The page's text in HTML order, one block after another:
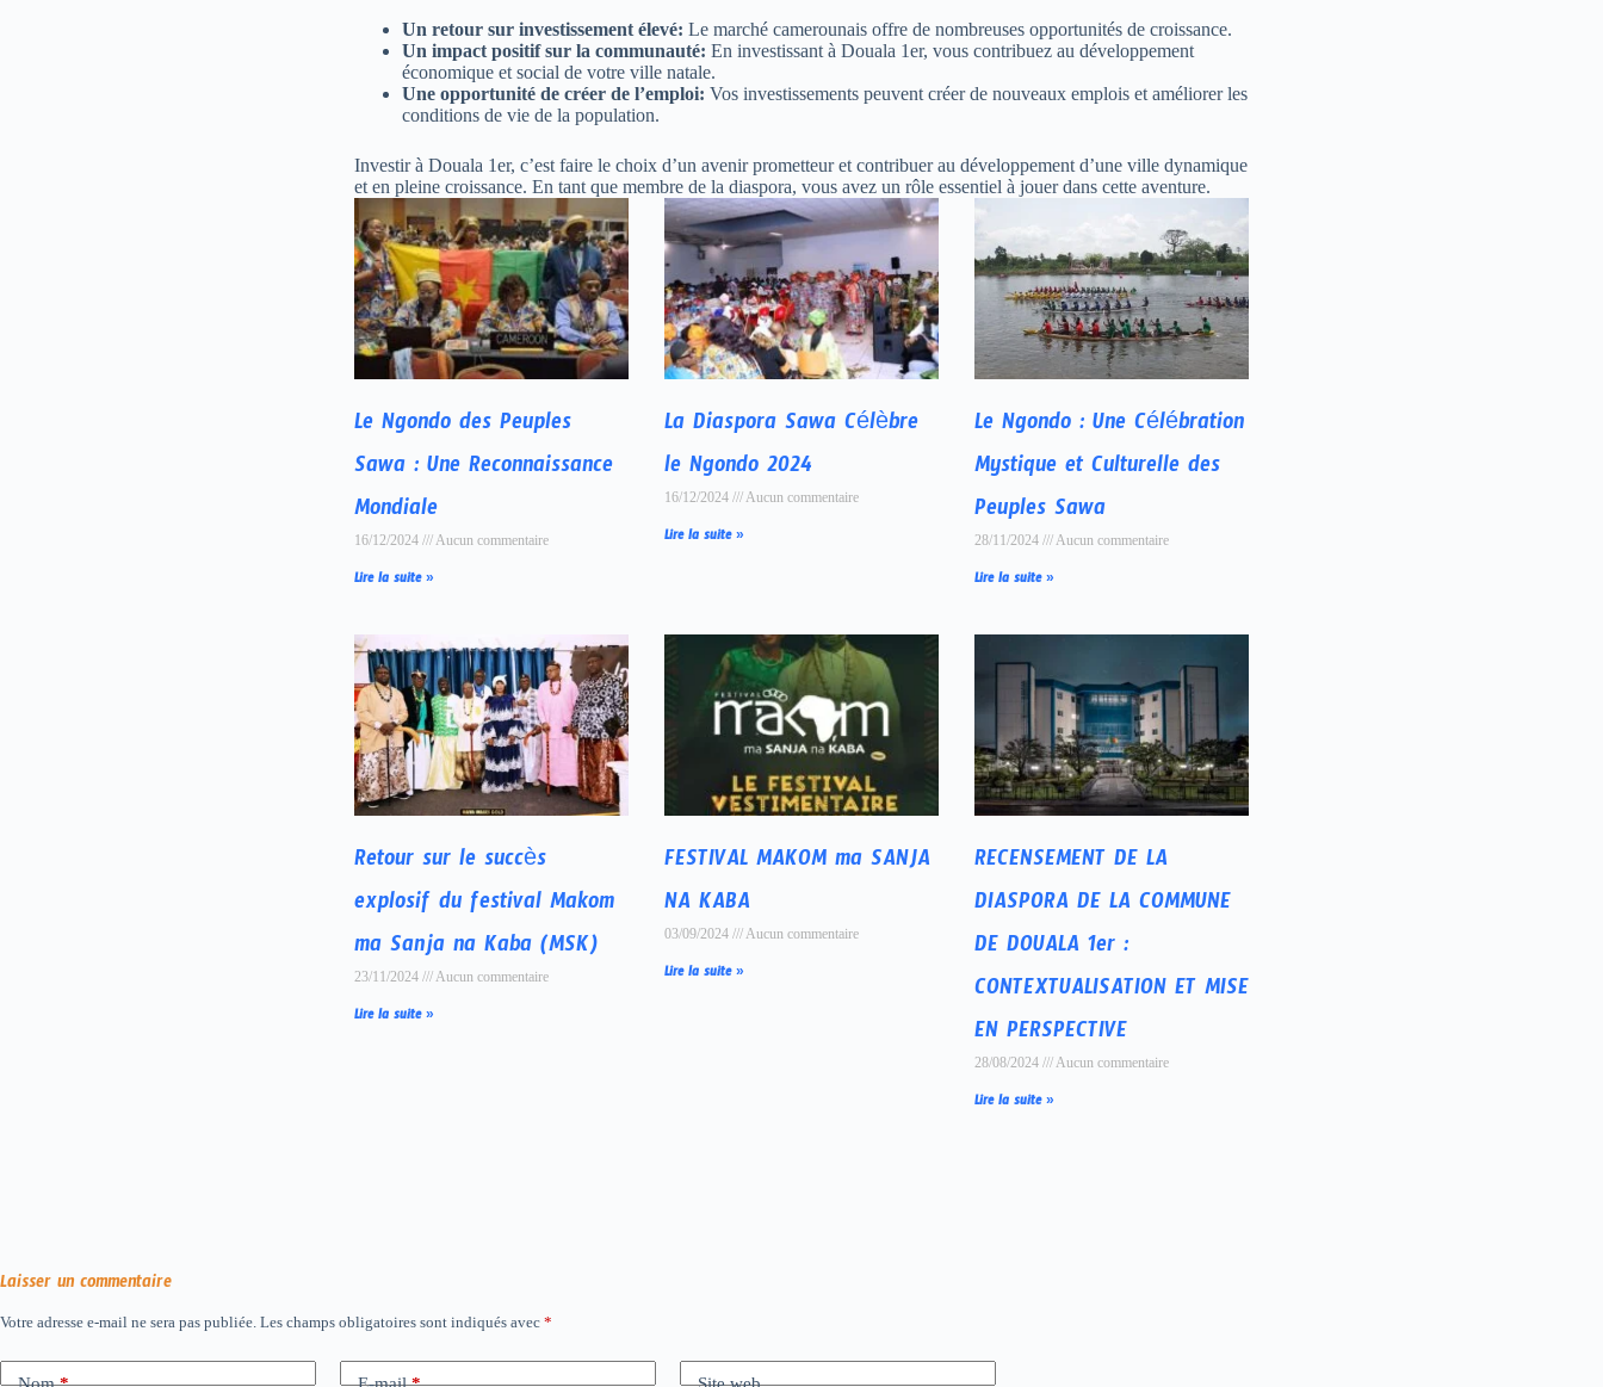
Un retour sur investissement élevé: Le marché camerounais offre de nombreuses opportunités de croissance.
Un impact positif sur la communauté: En investissant à Douala 1er, vous contribuez au développement
économique et social de votre ville natale.
Une opportunité de créer de l’emploi: Vos investissements peuvent créer de nouveaux emplois et améliorer les
conditions de vie de la population.
Investir à Douala 1er, c’est faire le choix d’un avenir prometteur et contribuer au développement d’une ville dynamique
et en pleine croissance. En tant que membre de la diaspora, vous avez un rôle essentiel à jouer dans cette aventure.
Le Ngondo des Peuples
Sawa : Une Reconnaissance
Mondiale
16/12/2024 Aucun commentaire
Lire la suite »
La Diaspora Sawa Célèbre
le Ngondo 2024
16/12/2024 Aucun commentaire
Lire la suite »
Le Ngondo : Une Célébration
Mystique et Culturelle des
Peuples Sawa
28/11/2024 Aucun commentaire
Lire la suite »
Retour sur le succès
explosif du festival Makom
ma Sanja na Kaba (MSK)
23/11/2024 Aucun commentaire
Lire la suite »
FESTIVAL MAKOM ma SANJA
NA KABA
03/09/2024 Aucun commentaire
Lire la suite »
RECENSEMENT DE LA
DIASPORA DE LA COMMUNE
DE DOUALA 1er :
CONTEXTUALISATION ET MISE
EN PERSPECTIVE
28/08/2024 Aucun commentaire
Lire la suite »
Laisser un commentaire
Votre adresse e-mail ne sera pas publiée. Les champs obligatoires sont indiqués avec *